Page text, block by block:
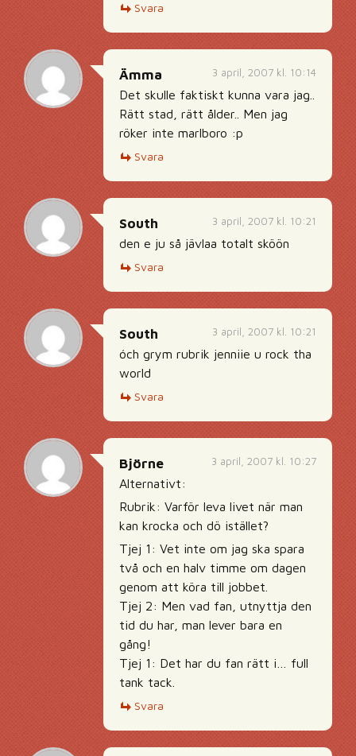
Svara
3 april, 2007 kl. 10:14
Ämma
Det skulle faktiskt kunna vara jag..
Rätt stad, rätt ålder.. Men jag
röker inte marlboro :p
Svara
3 april, 2007 kl. 10:21
South
den e ju så jävlaa totalt sköön
Svara
3 april, 2007 kl. 10:21
South
óch grym rubrik jenniie u rock tha
world
Svara
3 april, 2007 kl. 10:27
Björne
Alternativt:
Rubrik: Varför leva livet när man
kan krocka och dö istället?
Tjej 1: Vet inte om jag ska spara
två och en halv timme om dagen
genom att köra till jobbet.
Tjej 2: Men vad fan, utnyttja den
tid du har, man lever bara en
gång!
Tjej 1: Det har du fan rätt i… full
tank tack.
Svara